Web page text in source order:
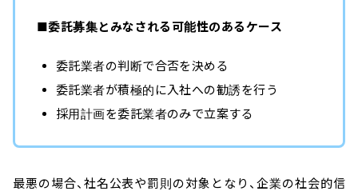
■委託募集とみなされる可能性のあるケース
委託業者の判断で合否を決める
委託業者が積極的に入社への勧誘を行う
採用計画を委託業者のみで立案する
最悪の場合、社名公表や罰則の対象となり、企業の社会的信